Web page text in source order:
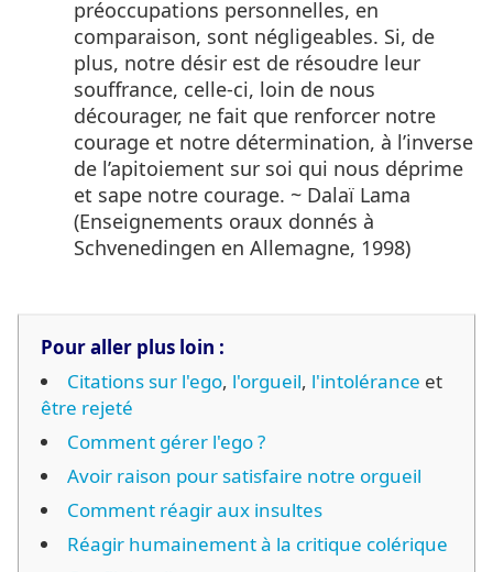
préoccupations personnelles, en
comparaison, sont négligeables. Si, de
plus, notre désir est de résoudre leur
souffrance, celle-ci, loin de nous
décourager, ne fait que renforcer notre
courage et notre détermination, à l’inverse
de l’apitoiement sur soi qui nous déprime
et sape notre courage. ~ Dalaï Lama
(Enseignements oraux donnés à
Schvenedingen en Allemagne, 1998)
Pour aller plus loin :
Citations sur l'ego, l'orgueil, l'intolérance et
être rejeté
Comment gérer l'ego ?
Avoir raison pour satisfaire notre orgueil
Comment réagir aux insultes
Réagir humainement à la critique colérique